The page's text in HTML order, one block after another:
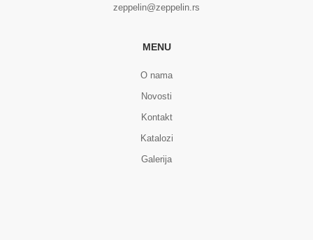
zeppelin@zeppelin.rs
MENU
O nama
Novosti
Kontakt
Katalozi
Galerija